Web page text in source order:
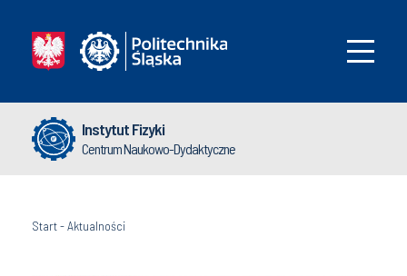
Instytut Fizyki
Centrum Naukowo-Dydaktyczne
Start-Aktualności